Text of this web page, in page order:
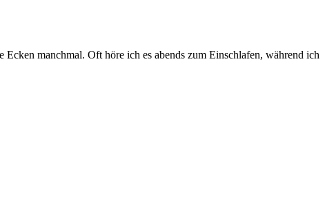
Ecken manchmal. Oft höre ich es abends zum Einschlafen, während ich